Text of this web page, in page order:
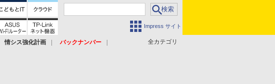
Impress サイト
全カテゴリ
情シス強化計画
バックナンバー